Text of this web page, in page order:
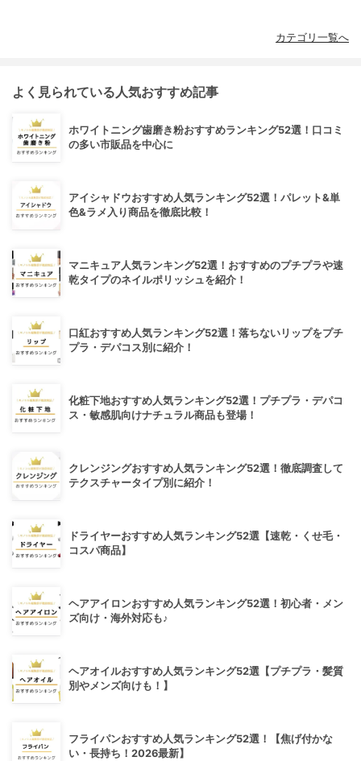
カテゴリ一覧へ
よく見られている人気おすすめ記事
ホワイトニング歯磨き粉おすすめランキング52選！口コミ
の多い市販品を中心に
アイシャドウおすすめ人気ランキング52選！パレット&単
色&ラメ入り商品を徹底比較！
マニキュア人気ランキング52選！おすすめのプチプラや速
乾タイプのネイルポリッシュを紹介！
口紅おすすめ人気ランキング52選！落ちないリップをプチ
プラ・デパコス別に紹介！
化粧下地おすすめ人気ランキング52選！プチプラ・デパコ
ス・敏感肌向けナチュラル商品も登場！
クレンジングおすすめ人気ランキング52選！徹底調査して
テクスチャータイプ別に紹介！
ドライヤーおすすめ人気ランキング52選【速乾・くせ毛・
コスパ商品】
ヘアアイロンおすすめ人気ランキング52選！初心者・メン
ズ向け・海外対応も♪
ヘアオイルおすすめ人気ランキング52選【プチプラ・髪質
別やメンズ向けも！】
フライパンおすすめ人気ランキング52選！【焦げ付かな
い・長持ち！2026最新】